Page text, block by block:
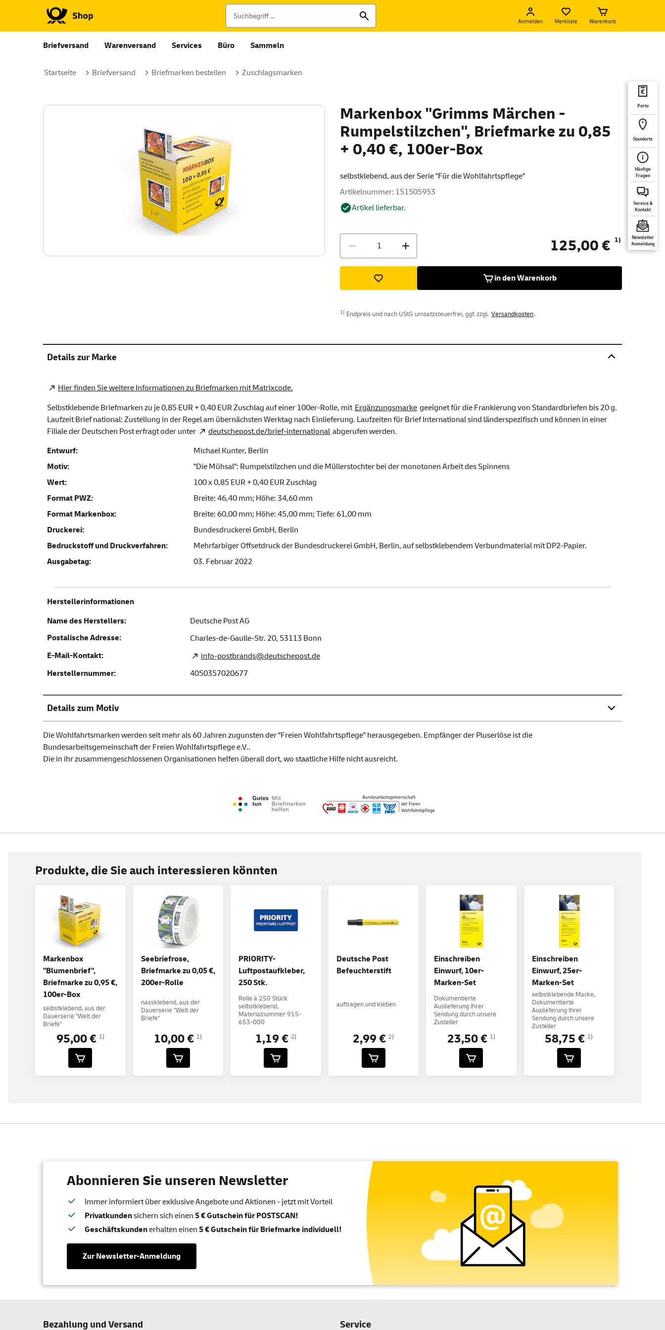
Anmelden Merkliste Warenkorb
Briefversand Warenversand Services Büro Sammeln
Porto
Standorte
Häufige
Fragen
Service &
Kontakt
Newsletter
Anmeldung
Startseite Briefversand Briefmarken bestellen Zuschlagsmarken
Markenbox "Grimms Märchen -
Rumpelstilzchen", Briefmarke zu 0,85
+ 0,40 €, 100er-Box
selbstklebend, aus der Serie "Für die Wohlfahrtspflege"
Artikelnummer: 151505953
Artikel lieferbar.
125,00 € 1)
in den Warenkorb
1) Endpreis und nach UStG umsatzsteuerfrei, ggf. zzgl. Versandkosten.
Details zur Marke
Hier finden Sie weitere Informationen zu Briefmarken mit Matrixcode.
Selbstklebende Briefmarken zu je 0,85 EUR + 0,40 EUR Zuschlag auf einer 100er-Rolle, mit Ergänzungsmarke geeignet für die Frankierung von Standardbriefen bis 20 g.
Laufzeit Brief national: Zustellung in der Regel am übernächsten Werktag nach Einlieferung. Laufzeiten für Brief International sind länderspezifisch und können in einer
Filiale der Deutschen Post erfragt oder unter
deutschepost.de/brief-international abgerufen werden.
Entwurf:
Michael Kunter, Berlin
Motiv:
"Die Mühsal": Rumpelstilzchen und die Müllerstochter bei der monotonen Arbeit des Spinnens
Wert:
100 x 0,85 EUR + 0,40 EUR Zuschlag
Format PWZ:
Breite: 46,40 mm; Höhe: 34,60 mm
Format Markenbox:
Breite: 60,00 mm; Höhe: 45,00 mm; Tiefe: 61,00 mm
Druckerei:
Bundesdruckerei GmbH, Berlin
Bedruckstoff und Druckverfahren:
Mehrfarbiger Offsetdruck der Bundesdruckerei GmbH, Berlin, auf selbstklebendem Verbundmaterial mit DP2-Papier.
Ausgabetag:
03. Februar 2022
Herstellerinformationen
Name des Herstellers:
Deutsche Post AG
Postalische Adresse:
Charles-de-Gaulle-Str. 20, 53113 Bonn
E-Mail-Kontakt:
info-postbrands@deutschepost.de
Herstellernummer:
4050357020677
Details zum Motiv
Die Wohlfahrtsmarken werden seit mehr als 60 Jahren zugunsten der "Freien Wohlfahrtspflege" herausgegeben. Empfänger der Pluserlöse ist die
Bundesarbeitsgemeinschaft der Freien Wohlfahrtspflege e.V..
Die in ihr zusammengeschlossenen Organisationen helfen überall dort, wo staatliche Hilfe nicht ausreicht.
Produkte, die Sie auch interessieren könnten
Markenbox
"Blumenbrief",
Briefmarke zu 0,95 €,
100er-Box
selbstklebend, aus der
Dauerserie "Welt der
Briefe"
95,00 € 1)
Seebriefrose,
Briefmarke zu 0,05 €,
200er-Rolle
nassklebend, aus der
Dauerserie "Welt der
Briefe"
10,00 € 1)
PRIORITY-
Luftpostaufkleber,
250 Stk.
Rolle à 250 Stück
selbstklebend,
Materialnummer 915-
653-000
1,19 € 2)
Deutsche Post
Befeuchterstift
auftragen und kleben
2,99 €2)
Einschreiben
Einwurf, 10er-
Marken-Set
Dokumentierte
Auslieferung Ihrer
Sendung durch unsere
Zusteller
23,50 € 1)
Einschreiben
Einwurf, 25er-
Marken-Set
selbstklebende Marke,
Dokumentierte
Auslieferung Ihrer
Sendung durch unsere
Zusteller
58,75 € 1)
Abonnieren Sie unseren Newsletter
Immer informiert über exklusive Angebote und Aktionen - jetzt mit Vorteil
Privatkundensichern sich einen 5 € Gutschein für POSTSCAN!
Geschäftskundenerhalten einen 5 € Gutschein für Briefmarke individuell!
Zur Newsletter-Anmeldung
Bezahlung und Versand Service